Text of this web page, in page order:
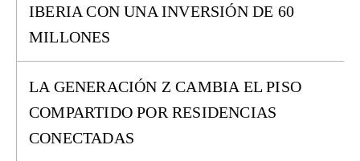
IBERIA CON UNA INVERSIÓN DE 60
MILLONES
LA GENERACIÓN Z CAMBIA EL PISO
COMPARTIDO POR RESIDENCIAS
CONECTADAS